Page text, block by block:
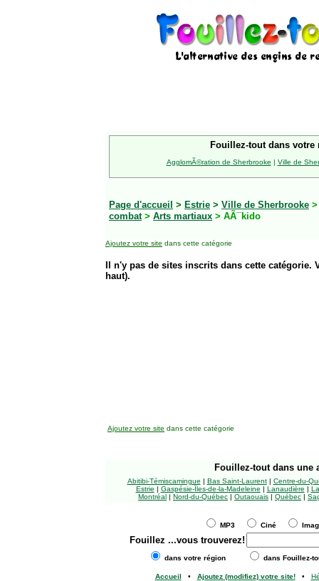
Fouillez-tout dans votre
AgglomÃ©ration de Sherbrooke | Ville de
Page d'accueil > Estrie > Ville de Sherbrooke
combat> Arts martiaux > AÃ¯kido
Ajoutez votre site dans cette catégorie
Il n'y pas de sites inscrits dans cette
haut).
Ajoutez votre site dans cette catégorie
Fouillez-tout dans une
Abitibi-Témiscamingue | Bas Saint-Laurent| Centre-du-
Estrie | Gaspésie-Îles-de-la-Madeleine | Lanaudière |
Montréal | Nord-du-Québec | Outaouais | Québec |
MP3 Ciné
Fouillez ...vous trouverez!
dans votre région dans Fouillez-
Accueil • Ajoutez (modifiez) votre site!•